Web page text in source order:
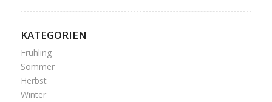
KATEGORIEN
Frühling
Sommer
Herbst
Winter